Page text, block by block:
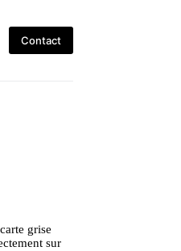
Contact
grise
sur